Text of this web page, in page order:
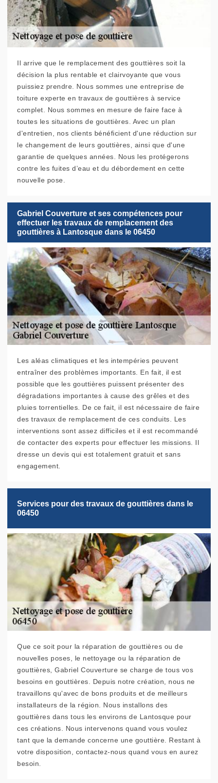
Il arrive que le remplacement des gouttières soit la
décision la plus rentable et clairvoyante que vous
puissiez prendre. Nous sommes une entreprise de
toiture experte en travaux de gouttières à service
complet. Nous sommes en mesure de faire face à
toutes les situations de gouttières. Avec un plan
d'entretien, nos clients bénéficient d'une réduction sur
le changement de leurs gouttières, ainsi que d'une
garantie de quelques années. Nous les protégerons
contre les fuites d’eau et du débordement en cette
nouvelle pose.
Gabriel Couverture et ses compétences pour
effectuer les travaux de remplacement des
gouttières à Lantosque dans le 06450
Les aléas climatiques et les intempéries peuvent
entraîner des problèmes importants. En fait, il est
possible que les gouttières puissent présenter des
dégradations importantes à cause des grêles et des
pluies torrentielles. De ce fait, il est nécessaire de faire
des travaux de remplacement de ces conduits. Les
interventions sont assez difficiles et il est recommandé
de contacter des experts pour effectuer les missions. Il
dresse un devis qui est totalement gratuit et sans
engagement.
Services pour des travaux de gouttières dans le
06450
Que ce soit pour la réparation de gouttières ou de
nouvelles poses, le nettoyage ou la réparation de
gouttières, Gabriel Couverture se charge de tous vos
besoins en gouttières. Depuis notre création, nous ne
travaillons qu'avec de bons produits et de meilleurs
installateurs de la région. Nous installons des
gouttières dans tous les environs de Lantosque pour
ces créations. Nous intervenons quand vous voulez
tant que la demande concerne une gouttière. Restant à
votre disposition, contactez-nous quand vous en aurez
besoin.